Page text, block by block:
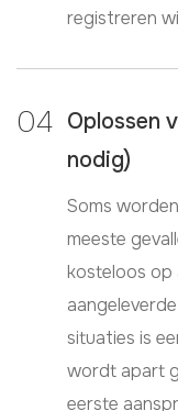
registreren
Oplossen
nodig)
Soms
meeste
kosteloos op
situaties is
wordt apart
eerste